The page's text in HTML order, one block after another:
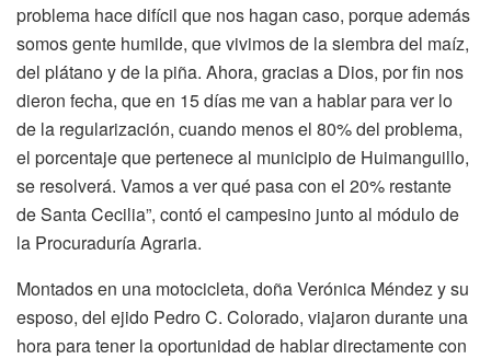
problema hace difícil que nos hagan caso, porque además
somos gente humilde, que vivimos de la siembra del maíz,
del plátano y de la piña. Ahora, gracias a Dios, por fin nos
dieron fecha, que en 15 días me van a hablar para ver lo
de la regularización, cuando menos el 80% del problema,
el porcentaje que pertenece al municipio de Huimanguillo,
se resolverá. Vamos a ver qué pasa con el 20% restante
de Santa Cecilia”, contó el campesino junto al módulo de
la Procuraduría Agraria.
Montados en una motocicleta, doña Verónica Méndez y su
esposo, del ejido Pedro C. Colorado, viajaron durante una
hora para tener la oportunidad de hablar directamente con